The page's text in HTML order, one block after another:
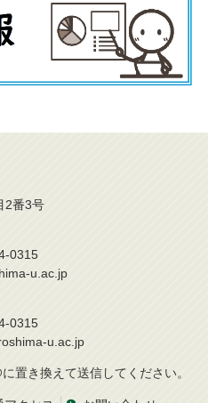
2番3号
0315
u.ac.jp
0315
u.ac.jp
置き換えて送信してください。